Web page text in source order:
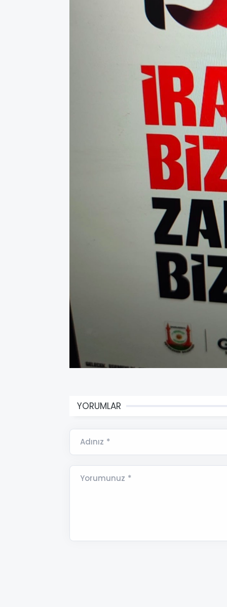
YORUMLAR
Adınız *
Yorumunuz *